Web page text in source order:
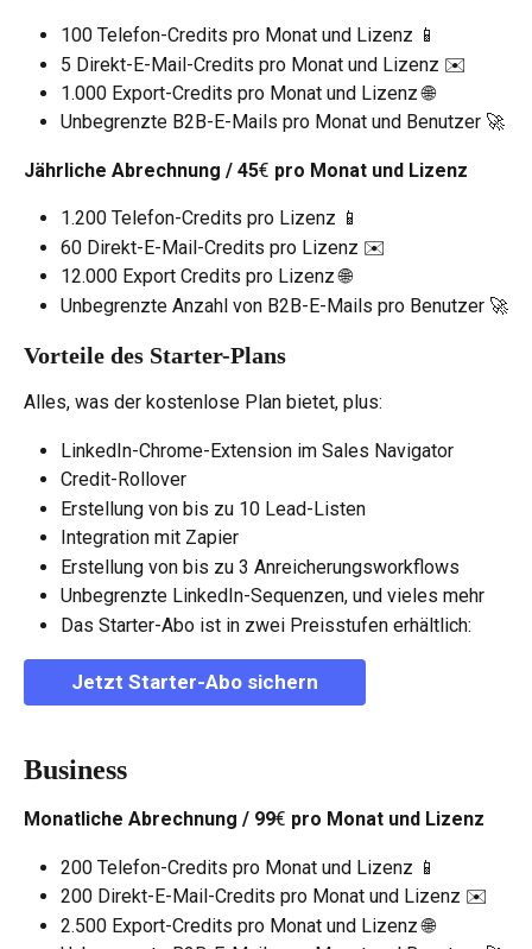
100 Telefon-Credits pro Monat und Lizenz 📱
5 Direkt-E-Mail-Credits pro Monat und Lizenz ✉️
1.000 Export-Credits pro Monat und Lizenz 🌐
Unbegrenzte B2B-E-Mails pro Monat und Benutzer 🚀
Jährliche Abrechnung / 45€ pro Monat und Lizenz
1.200 Telefon-Credits pro Lizenz 📱
60 Direkt-E-Mail-Credits pro Lizenz ✉️
12.000 Export Credits pro Lizenz 🌐
Unbegrenzte Anzahl von B2B-E-Mails pro Benutzer 🚀
Vorteile des Starter-Plans
Alles, was der kostenlose Plan bietet, plus:
LinkedIn-Chrome-Extension im Sales Navigator
Credit-Rollover
Erstellung von bis zu 10 Lead-Listen
Integration mit Zapier
Erstellung von bis zu 3 Anreicherungsworkflows
Unbegrenzte LinkedIn-Sequenzen, und vieles mehr
Das Starter-Abo ist in zwei Preisstufen erhältlich:
Jetzt Starter-Abo sichern
Business
Monatliche Abrechnung / 99€ pro Monat und Lizenz
200 Telefon-Credits pro Monat und Lizenz 📱
200 Direkt-E-Mail-Credits pro Monat und Lizenz ✉️
2.500 Export-Credits pro Monat und Lizenz 🌐